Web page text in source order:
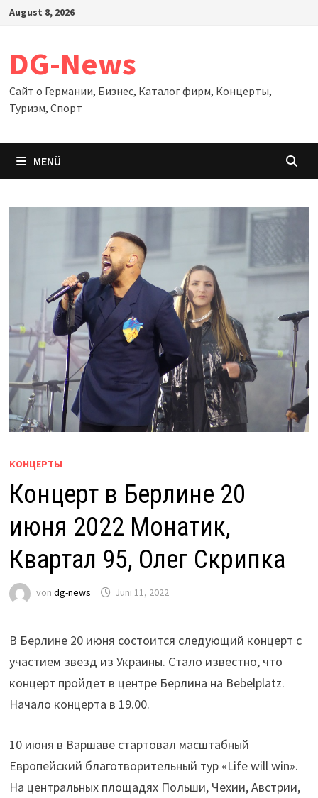
Zum
August 8, 2026
DG-News
Сайт о Германии, Бизнес, Каталог фирм, Концерты,
Туризм, Спорт
MENÜ
КОНЦЕРТЫ
Концерт в Берлине 20
июня 2022 Монатик,
Квартал 95, Олег Скрипка
von dg-news Juni 11, 2022
В Берлине 20 июня состоится следующий концерт с
участием звезд из Украины. Стало известно, что
концерт пройдет в центре Берлина на Bebelplatz.
Начало концерта в 19.00.
10 июня в Варшаве стартовал масштабный
Европейский благотворительный тур «Life will win».
На центральных площадях Польши, Чехии, Австрии,